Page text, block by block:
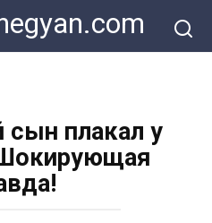
плакал у